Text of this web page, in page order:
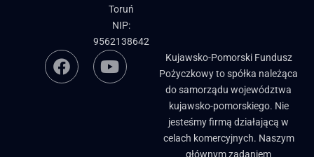
Toruń
NIP:
9562138642
Kujawsko-Pomorski Fundusz
Pożyczkowy to spółka należąca
do samorządu województwa
kujawsko-pomorskiego. Nie
jesteśmy firmą działającą w
celach komercyjnych. Naszym
głównym zadaniem